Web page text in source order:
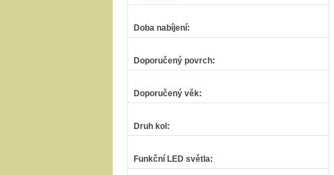
Doba nabíjení:
Doporučený povrch:
Doporučený věk:
Druh kol :
Funkční LED světla: